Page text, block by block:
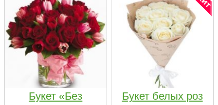
Букет «Без
Букет белых роз